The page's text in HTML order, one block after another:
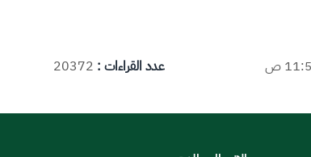
عدد القراءات : 20372